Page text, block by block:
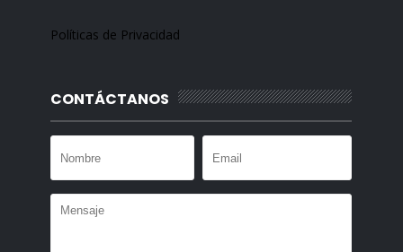
Políticas de Privacidad
CONTÁCTANOS